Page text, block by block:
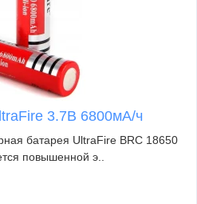
3.7В 6800мА/ч
батарея UltraFire BRC 18650
повышенной э..